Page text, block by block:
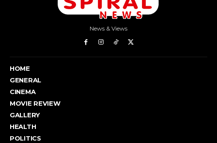
News & Views
HOME
GENERAL
CINEMA
MOVIE REVIEW
GALLERY
HEALTH
POLITICS